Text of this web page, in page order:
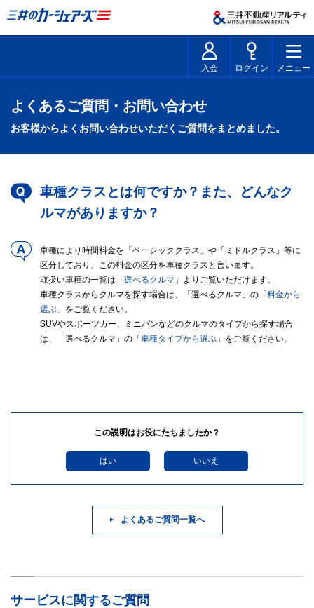
入会 ログイン メニュー
よくあるご質問・お問い合わせ
お客様からよくお問い合わせいただくご質問をまとめました。
車種クラスとは何ですか？また、どんなク
ルマがありますか？
車種により時間料金を「ベーシッククラス」や「ミドルクラス」等に
区分しており、この料金の区分を車種クラスと言います。
取扱い車種の一覧は「 選べるクルマ 」よりご覧いただけます。
車種クラスからクルマを探す場合は、「選べるクルマ」の「 料金から
選ぶ 」をご覧ください。
SUVやスポーツカー、ミニバンなどのクルマのタイプから探す場合
は、「選べるクルマ」の「 車種タイプから選ぶ 」をご覧ください。
この説明はお役にたちましたか？
はい いいえ
よくあるご質問一覧へ
サービスに関するご質問